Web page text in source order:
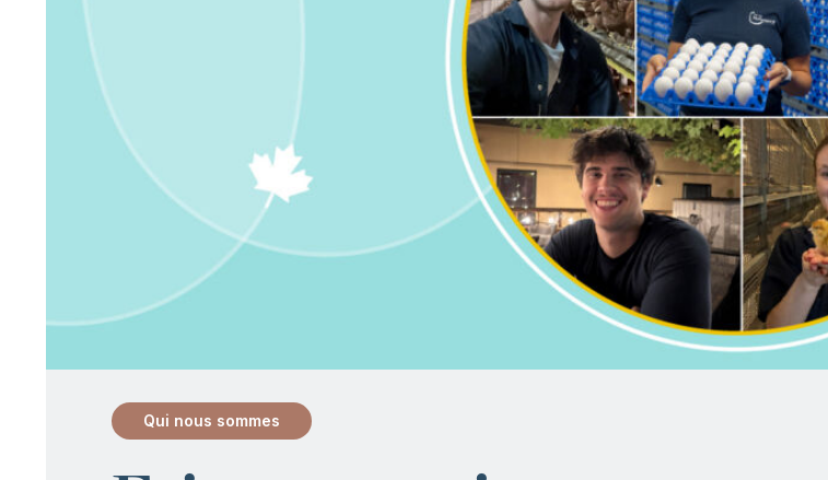
Qui nous sommes
: